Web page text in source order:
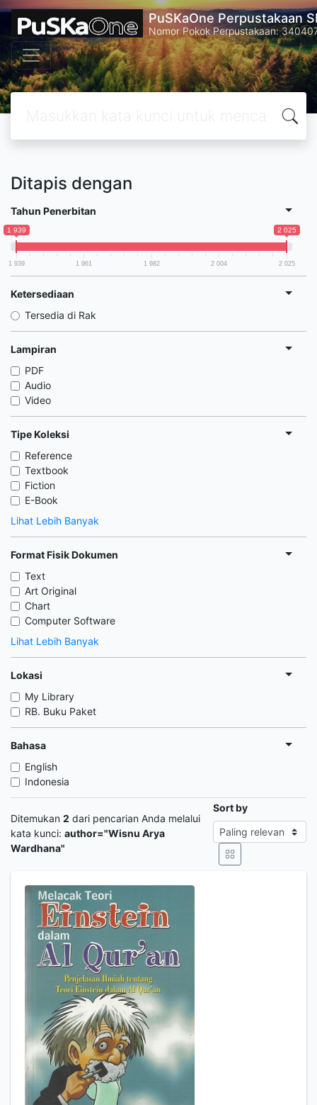
PuSKaOne Perpustakaan
Nomor Pokok Perpustakaan:
Ditapis dengan
Tahun Penerbitan
1 939 2 025
1 939 1 961 1 982 2 004 2 025
Ketersediaan
Tersedia di Rak
Lampiran
PDF
Audio
Video
Tipe Koleksi
Reference
Textbook
Fiction
E-Book
Lihat Lebih Banyak
Format Fisik Dokumen
Text
Art Original
Chart
Computer Software
Lihat Lebih Banyak
Lokasi
My Library
RB. Buku Paket
Bahasa
English
Indonesia
Ditemukan 2 dari pencarian Anda melalui
kata kunci: author="Wisnu Arya
Wardhana"
Sort by